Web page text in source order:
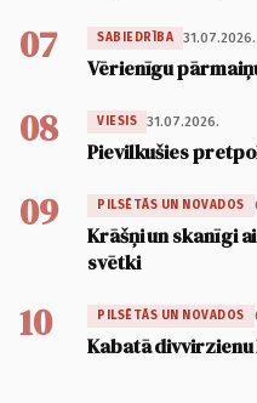
07 SABIEDRĪBA 31.07.2026.
Vērienīgu
08 VIESIS 31.07.2026.
Pievilkušies
09 PILSĒTĀS UN NOVADOS
Krāšņi un skanīgi
svētki
10 PILSĒTĀS UN NOVADOS
Kabatā